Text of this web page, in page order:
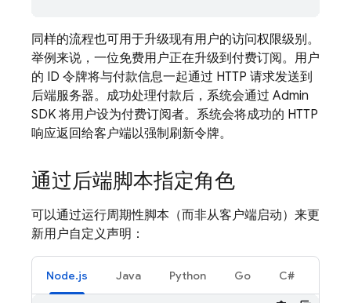
同样的流程也可用于升级现有用户的访问权限级别。
举例来说，一位免费用户正在升级到付费订阅。用户
的 ID 令牌将与付款信息一起通过 HTTP 请求发送到
后端服务器。成功处理付款后，系统会通过 Admin
SDK 将用户设为付费订阅者。系统会将成功的 HTTP
响应返回给客户端以强制刷新令牌。
通过后端脚本指定角色
可以通过运行周期性脚本（而非从客户端启动）来更
新用户自定义声明：
Node.js Java Python Go C#